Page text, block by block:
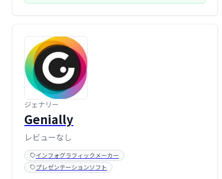
ジェナリー
Genially
レビューなし
インフォグラフィックメーカー
プレゼンテーションソフト